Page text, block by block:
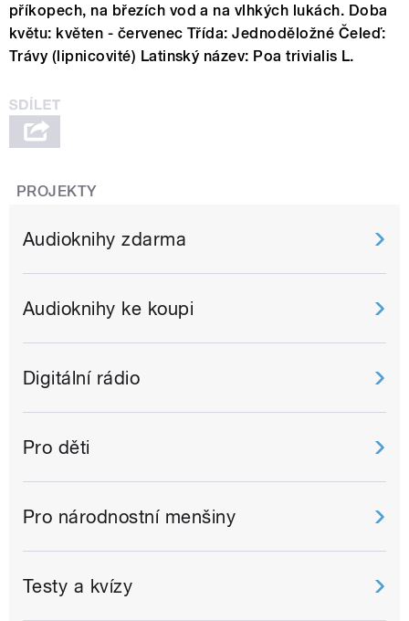
příkopech, na březích vod a na vlhkých lukách. Doba
květu: květen - červenec Třída: Jednoděložné Čeleď:
Trávy (lipnicovité) Latinský název: Poa trivialis L.
PROJEKTY
Audioknihy zdarma
Audioknihy ke koupi
Digitální rádio
Pro děti
Pro národnostní menšiny
Testy a kvízy